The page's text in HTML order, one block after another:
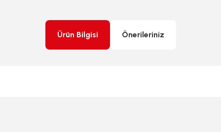
Ürün Bilgisi Önerileriniz